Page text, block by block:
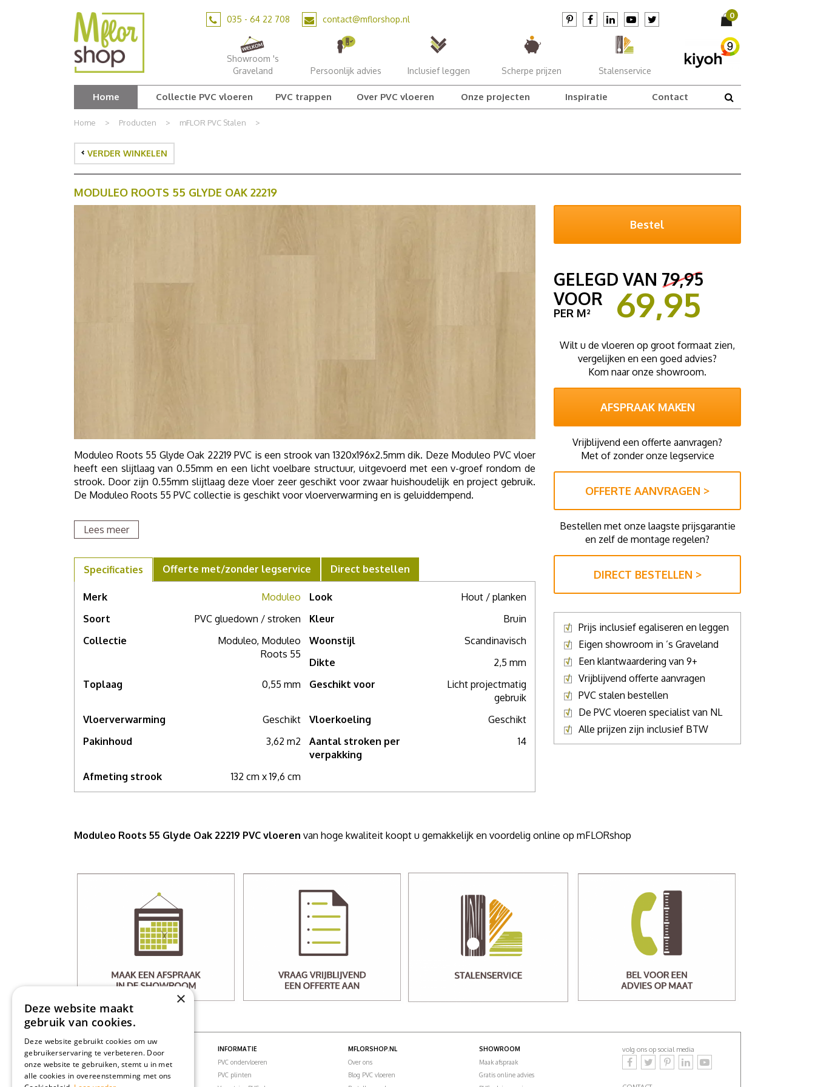
Home > Producten > mFLOR PVC Stalen >
035 - 64 22 708 contact@mflorshop.nl
Showroom 's
Graveland
Persoonlijk advies Inclusief leggen Scherpe prijzen Stalenservice
Home Collectie PVC vloeren PVC trappen Over PVC vloeren Onze projecten Inspiratie Contact
VERDER WINKELEN
MODULEO ROOTS 55 GLYDE OAK 22219
Moduleo Roots 55 Glyde Oak 22219 PVC is een strook van 1320x196x2.5mm dik. Deze Moduleo PVC vloer
heeft een slijtlaag van 0.55mm en een licht voelbare structuur, uitgevoerd met een v-groef rondom de
strook. Door zijn 0.55mm slijtlaag deze vloer zeer geschikt voor zwaar huishoudelijk en project gebruik.
De Moduleo Roots 55 PVC collectie is geschikt voor vloerverwarming en is geluiddempend.
Lees meer
Specificaties Offerte met/zonder legservice Direct bestellen
Merk Moduleo Look
Hout / planken
Soort
PVC gluedown / stroken Kleur
Bruin
Collectie
Moduleo, Moduleo
Roots 55
Woonstijl
Scandinavisch
Dikte
2,5 mm
Toplaag
0,55 mm Geschikt voor
Licht projectmatig
gebruik
Vloerverwarming
Geschikt Vloerkoeling
Geschikt
Pakinhoud
3,62 m2
Aantal stroken per
verpakking
14
Afmeting strook 132 cm x 19,6 cm
GELEGD VAN 79,95
VOOR
69,95
PER M²
Wilt u de vloeren op groot formaat zien,
vergelijken en een goed advies?
Kom naar onze showroom.
AFSPRAAK MAKEN
Vrijblijvend een offerte aanvragen?
Met of zonder onze legservice
OFFERTE AANVRAGEN >
Bestellen met onze laagste prijsgarantie
en zelf de montage regelen?
DIRECT BESTELLEN >
Prijs inclusief egaliseren en leggen
Eigen showroom in ’s Graveland
Een klantwaardering van 9+
Vrijblijvend offerte aanvragen
PVC stalen bestellen
De PVC vloeren specialist van NL
Alle prijzen zijn inclusief BTW
Moduleo Roots 55 Glyde Oak 22219 PVC vloeren van hoge kwaliteit koopt u gemakkelijk en voordelig online op mFLORshop
PVC VLOEREN
PVC vloeren
PVC visgraatvloer
INFORMATIE
PVC ondervloeren
PVC plinten
MFLORSHOP.NL
Over ons
Blog PVC vloeren
SHOWROOM
Maak afspraak
Gratis online advies
volg ons op social media
×
Deze website maakt
gebruik van cookies.
Deze website gebruikt cookies om uw
gebruikerservaring te verbeteren. Door
onze website te gebruiken, stemt u in met
alle cookies in overeenstemming met ons